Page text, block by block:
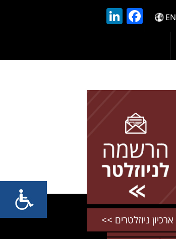
EN
Facebook
ארכיון ניוזלטרים >>